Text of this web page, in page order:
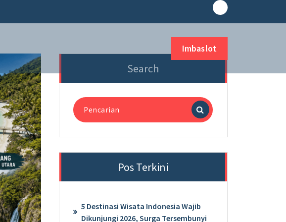
Imbaslot
Search
Pencarian
untuk:
Pos Terkini
5 Destinasi Wisata Indonesia Wajib
Dikunjungi 2026, Surga Tersembunyi